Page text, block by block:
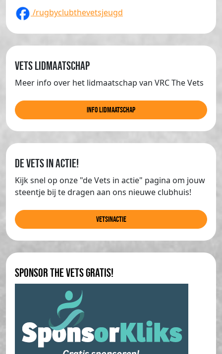
/rugbyclubthevetsjeugd
Vets lidmaatschap
Meer info over het lidmaatschap van VRC The Vets
info lidmaatschap
de Vets in actie!
Kijk snel op onze "de Vets in actie" pagina om jouw
steentje bij te dragen aan ons nieuwe clubhuis!
Vetsinactie
Sponsor The Vets gratis!